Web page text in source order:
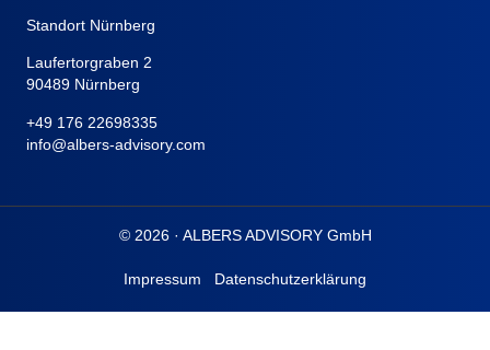
Standort Nürnberg
Laufertorgraben 2
90489 Nürnberg
+49 176 22698335
info@albers-advisory.com
© 2026 · ALBERS ADVISORY GmbH
Impressum Datenschutzerklärung